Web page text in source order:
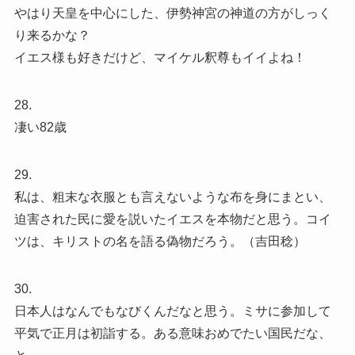
やはり天皇を中心にした、伊勢神宮の神道の方がしっく
り来るかな？
イエス様も好きだけど、マイケル釈尊もイイよね！
28.
凄い82歳
29.
私は、粗末な衣服とも言えないような布を身にまとい、
迫害された民に愛を説いたイエスを本物だと思う。コイ
ツは、キリストの名を語る偽物だろう。（吉田稔）
30.
日本人はなんでもなびくんだなと思う。ミサに参加して
平気で正月は初詣する。ある意味おめでたい国民だな、